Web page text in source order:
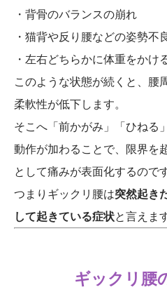
・背骨のバランスの崩れ
・猫背や反り腰などの姿勢不
・左右どちらかに体重をかけ
このような状態が続くと、腰
柔軟性が低下します。
そこへ「前かがみ」「ひねる
動作が加わることで、限界を
として痛みが表面化するのです
つまりギックリ腰は突然起き
して起きている症状と言えま
ギックリ腰